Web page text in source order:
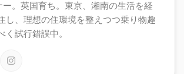
ー。英国育ち。東京、湘南の生活を経
し、理想の住環境を整えつつ乗り物趣
く試行錯誤中。